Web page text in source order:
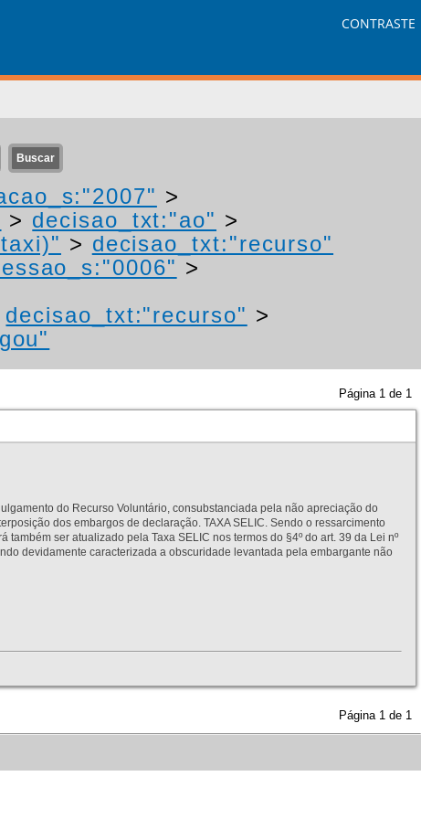
CONTRASTE
>
> decisao_txt:"ao" >
> decisao_txt:"recurso"
>
decisao_txt:"recurso" >
Página 1 de 1
do Recurso Voluntário, consubstanciada pela não apreciação do
dos embargos de declaração. TAXA SELIC. Sendo o ressarcimento
ser atualizado pela Taxa SELIC nos termos do §4º do art. 39 da Lei nº
devidamente caracterizada a obscuridade levantada pela embargante não
Página 1 de 1